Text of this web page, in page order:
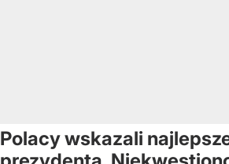
Polacy wskazali